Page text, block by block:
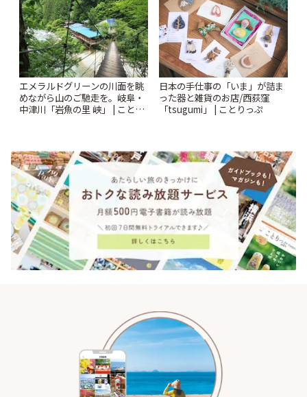
エメラルドグリーンの川面を眺
めながら山のご馳走を。岐阜・
中津川「岩魚の里 峡」 | ことり
日本の手仕事の「いま」が詰ま
った器と雑貨のお店/西荻窪
「tsugumi」 | ことりっぷ